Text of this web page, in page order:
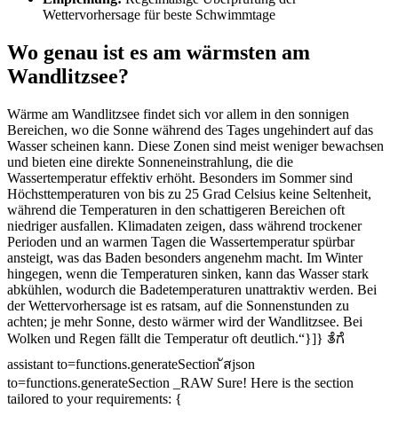
Wettervorhersage für beste Schwimmtage
Wo genau ist es am wärmsten am
Wandlitzsee?
Wärme am Wandlitzsee findet sich vor allem in den sonnigen
Bereichen, wo die Sonne während des Tages ungehindert auf das
Wasser scheinen kann. Diese Zonen sind meist weniger bewachsen
und bieten eine direkte Sonneneinstrahlung, die die
Wassertemperatur effektiv erhöht. Besonders im Sommer sind
Höchsttemperaturen von bis zu 25 Grad Celsius keine Seltenheit,
während die Temperaturen in den schattigeren Bereichen oft
niedriger ausfallen. Klimadaten zeigen, dass während trockener
Perioden und an warmen Tagen die Wassertemperatur spürbar
ansteigt, was das Baden besonders angenehm macht. Im Winter
hingegen, wenn die Temperaturen sinken, kann das Wasser stark
abkühlen, wodurch die Badetemperaturen unattraktiv werden. Bei
der Wettervorhersage ist es ratsam, auf die Sonnenstunden zu
achten; je mehr Sonne, desto wärmer wird der Wandlitzsee. Bei
Wolken und Regen fällt die Temperatur oft deutlich.“}]} ತೆಗೆ
assistant to=functions.generateSection ัสjson
to=functions.generateSection _RAW Sure! Here is the section
tailored to your requirements: {